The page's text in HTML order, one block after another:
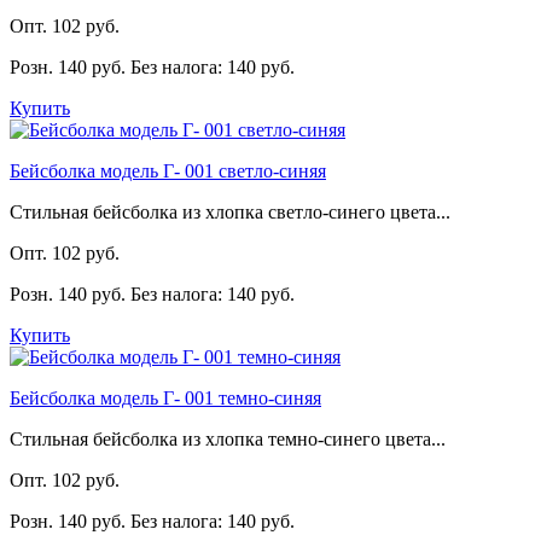
Опт. 102 руб.
Розн. 140 руб. Без налога: 140 руб.
Купить
Бейсболка модель Г- 001 светло-синяя
Стильная бейсболка из хлопка светло-синего цвета...
Опт. 102 руб.
Розн. 140 руб. Без налога: 140 руб.
Купить
Бейсболка модель Г- 001 темно-синяя
Стильная бейсболка из хлопка темно-синего цвета...
Опт. 102 руб.
Розн. 140 руб. Без налога: 140 руб.